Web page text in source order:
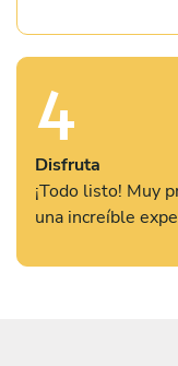
4
Disfruta
¡Todo listo! Muy
una increíble